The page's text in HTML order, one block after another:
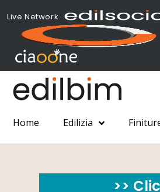
Live Network
Home Edilizia
>>